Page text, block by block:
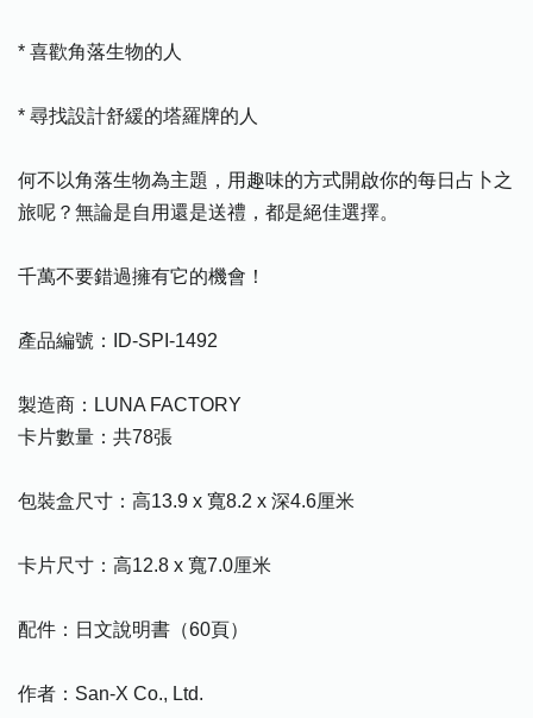
* 喜歡角落生物的人
* 尋找設計舒緩的塔羅牌的人
何不以角落生物為主題，用趣味的方式開啟你的每日占卜之
旅呢？無論是自用還是送禮，都是絕佳選擇。
千萬不要錯過擁有它的機會！
產品編號：ID-SPI-1492
製造商：LUNA FACTORY
卡片數量：共78張
包裝盒尺寸：高13.9 x 寬8.2 x 深4.6厘米
卡片尺寸：高12.8 x 寬7.0厘米
配件：日文說明書（60頁）
作者：San-X Co., Ltd.